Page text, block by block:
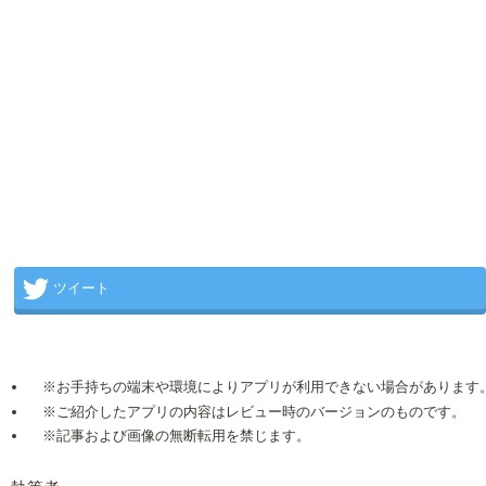
ツイート
※お手持ちの端末や環境によりアプリが利用できない場合があります。
※ご紹介したアプリの内容はレビュー時のバージョンのものです。
※記事および画像の無断転用を禁じます。